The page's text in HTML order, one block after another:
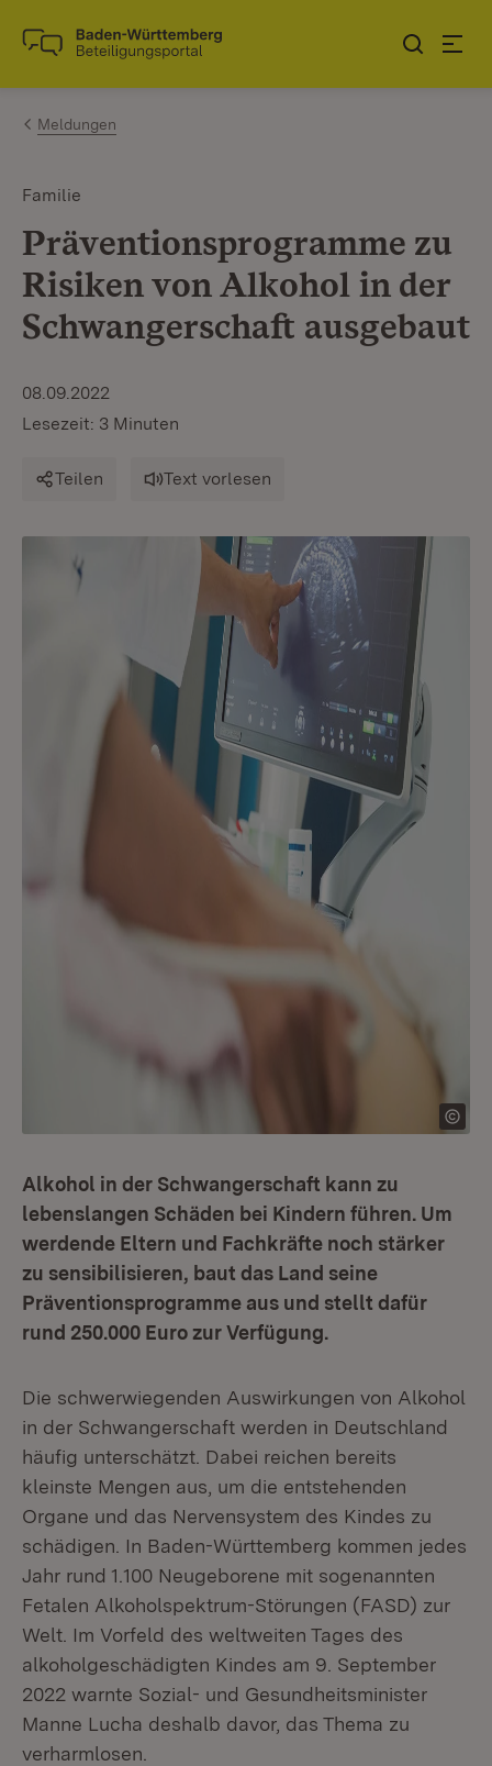
Zum Inhalt springen
Link zur Startseite
Meldungen
Familie
Präventionsprogramme zu
Risiken von Alkohol in der
Schwangerschaft ausgebaut
08.09.2022
Lesezeit: 3 Minuten
Teilen Text vorlesen
Alkohol in der Schwangerschaft kann zu
lebenslangen Schäden bei Kindern führen. Um
werdende Eltern und Fachkräfte noch stärker
zu sensibilisieren, baut das Land seine
Präventionsprogramme aus und stellt dafür
rund 250.000 Euro zur Verfügung.
Die schwerwiegenden Auswirkungen von Alkohol
in der Schwangerschaft werden in Deutschland
häufig unterschätzt. Dabei reichen bereits
kleinste Mengen aus, um die entstehenden
Organe und das Nervensystem des Kindes zu
schädigen. In Baden-Württemberg kommen jedes
Jahr rund 1.100 Neugeborene mit sogenannten
Fetalen Alkoholspektrum-Störungen (FASD) zur
Welt. Im Vorfeld des weltweiten Tages des
alkoholgeschädigten Kindes am 9. September
2022 warnte Sozial- und Gesundheitsminister
Manne Lucha deshalb davor, das Thema zu
verharmlosen.